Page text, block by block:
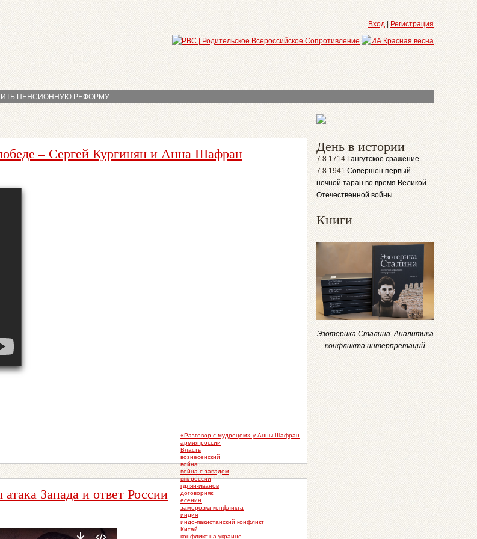
Вход Регистрация
ПЕНСИОННУЮ РЕФОРМУ
– Сергей Кургинян и Анна Шафран
«Разговор с мудрецом» у Анны Шафран
армия россии
Власть
вознесенский
война
война с западом
впк россии
гдлян-иванов
договорняк
есенин
заморозка конфликта
индия
индо-пакистанский конфликт
Китай
конфликт на украине
Запада и ответ России
День в истории
7.8.1714 Гангутское сражение
7.8.1941 Совершен первый
ночной таран во время Великой
Отечественной войны
Книги
Эзотерика Сталина. Аналитика
конфликта интерпретаций